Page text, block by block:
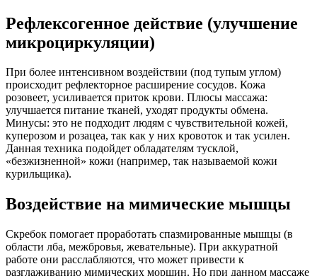
Рефлексогенное действие (улучшение
микроциркуляции)
При более интенсивном воздействии (под тупым углом)
происходит рефлекторное расширение сосудов. Кожа
розовеет, усиливается приток крови. Плюсы массажа:
улучшается питание тканей, уходят продукты обмена.
Минусы: это не подходит людям с чувствительной кожей,
куперозом и розацеа, так как у них кровоток и так усилен.
Данная техника подойдет обладателям тусклой,
«безжизненной» кожи (например, так называемой кожи
курильщика).
Воздействие на мимические мышцы
Скребок помогает проработать спазмированные мышцы (в
области лба, межбровья, жевательные). При аккуратной
работе они расслабляются, что может привести к
разглаживанию мимических морщин. Но при данном массаже